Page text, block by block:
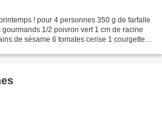
! pour 4 personnes 350 g de farfalle
1/2 poivron vert 1 cm de racine
de sésame 6 tomates cerise 1 courgette 1